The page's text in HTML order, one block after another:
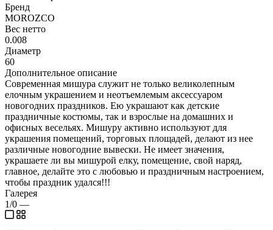
Бренд
MOROZCO
Вес нетто
0.008
Диаметр
60
Дополнительное описание
Современная мишура служит не только великолепным
елочным украшением и неотъемлемым аксессуаром
новогодних праздников. Ею украшают как детские
праздничные костюмы, так и взрослые на домашних и
офисных весельях. Мишуру активно используют для
украшения помещений, торговых площадей, делают из нее
различные новогодние вывески. Не имеет значения,
украшаете ли вы мишурой елку, помещение, свой наряд,
главное, делайте это с любовью и праздничным настроением,
чтобы праздник удался!!!
Галерея
1/0 —